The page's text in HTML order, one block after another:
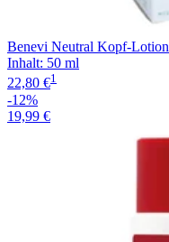
Benevi Neutral Kopf-Lotion
Inhalt: 50 ml
22,80 €1
-12%
19,99 €